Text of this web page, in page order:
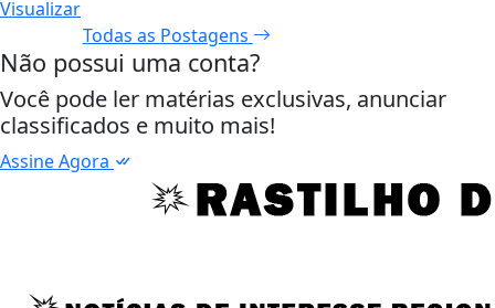
Visualizar
Todas as Postagens
Não possui uma conta?
Você pode ler matérias exclusivas, anunciar
classificados e muito mais!
Assine Agora